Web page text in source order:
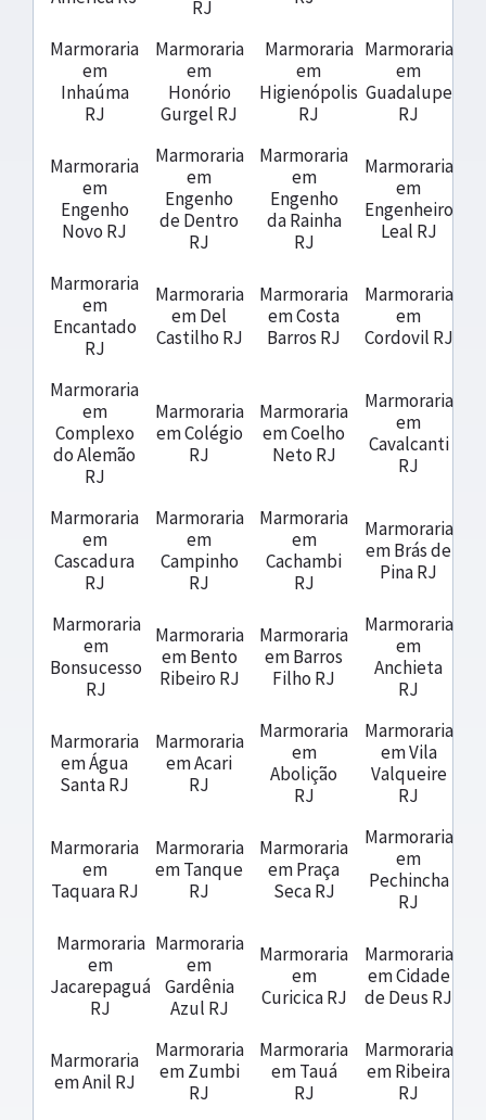
RJ
Marmoraria
em
Inhaúma
RJ
Marmoraria
em
Honório
Gurgel RJ
Marmoraria
em
Higienópolis
RJ
Marmoraria
em
Guadalupe
RJ
Marmoraria
em
Engenho
Novo RJ
Marmoraria
em
Engenho
de Dentro
RJ
Marmoraria
em
Engenho
da Rainha
RJ
Marmoraria
em
Engenheiro
Leal RJ
Marmoraria
em
Encantado
RJ
Marmoraria
em Del
Castilho RJ
Marmoraria
em Costa
Barros RJ
Marmoraria
em
Cordovil RJ
Marmoraria
em
Complexo
do Alemão
RJ
Marmoraria
em Colégio
RJ
Marmoraria
em Coelho
Neto RJ
Marmoraria
em
Cavalcanti
RJ
Marmoraria
em
Cascadura
RJ
Marmoraria
em
Campinho
RJ
Marmoraria
em
Cachambi
RJ
Marmoraria
em Brás de
Pina RJ
Marmoraria
em
Bonsucesso
RJ
Marmoraria
em Bento
Ribeiro RJ
Marmoraria
em Barros
Filho RJ
Marmoraria
em
Anchieta
RJ
Marmoraria
em Água
Santa RJ
Marmoraria
em Acari
RJ
Marmoraria
em
Abolição
RJ
Marmoraria
em Vila
Valqueire
RJ
Marmoraria
em
Taquara RJ
Marmoraria
em Tanque
RJ
Marmoraria
em Praça
Seca RJ
Marmoraria
em
Pechincha
RJ
Marmoraria
em
Jacarepaguá
RJ
Marmoraria
em
Gardênia
Azul RJ
Marmoraria
em
Curicica RJ
Marmoraria
em Cidade
de Deus RJ
Marmoraria
em Anil RJ
Marmoraria
em Zumbi
RJ
Marmoraria
em Tauá
RJ
Marmoraria
em Ribeira
RJ